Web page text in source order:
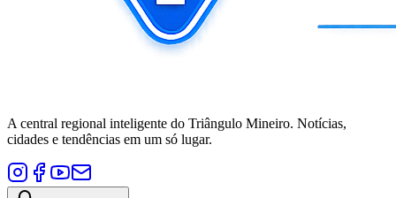
A central regional inteligente do Triângulo Mineiro. Notícias,
cidades e tendências em um só lugar.